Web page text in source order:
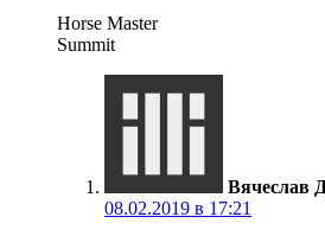
Horse Master
Summit
Вячеслав
08.02.2019 в 17:21